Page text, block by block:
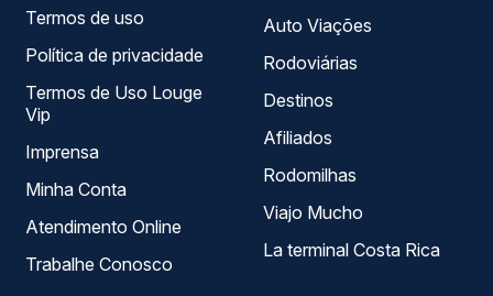
Termos de uso
Política de privacidade
Termos de Uso Louge
Vip
Imprensa
Minha Conta
Atendimento Online
Trabalhe Conosco
Auto Viações
Rodoviárias
Destinos
Afiliados
Rodomilhas
Viajo Mucho
La terminal Costa Rica